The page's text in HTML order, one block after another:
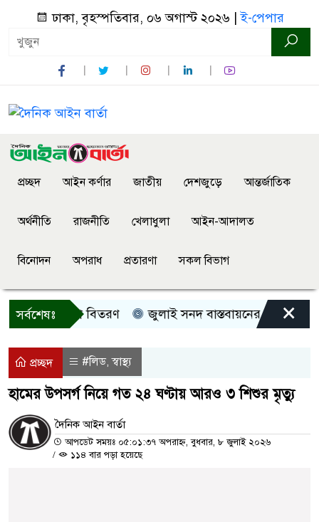
ঢাকা, বৃহস্পতিবার, ০৬ অগাস্ট ২০২৬ |ই-পেপার
প্রচ্ছদ আইন কর্ণার জাতীয় দেশজুড়ে আন্তর্জাতিক
অর্থনীতি রাজনীতি খেলাধুলা আইন-আদালত
বিনোদন অপরাধ প্রতারণা সকল বিভাগ
সর্বশেষঃ
নগদ সহায়তা বিতরণ জুলাই সনদ বাস্তবায়নের দাবিতে×
প্রচ্ছদ #লিড,স্বাস্থ্য
হামের উপসর্গ নিয়ে গত ২৪ ঘণ্টায় আরও ৩ শিশুর মৃত্যু
দৈনিক আইন বার্তা
আপডেট সময়ঃ ০৫:০১:৩৭ অপরাহ্ন, বুধবার, ৮ জুলাই ২০২৬
/
১১৪ বার পড়া হয়েছে